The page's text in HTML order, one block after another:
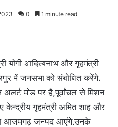
0 1 minute read
आदित्यनाथ और गृहमंत्री
में जनसभा को संबोधित करेंगे.
मोड पर है,पूर्वांचल से मिशन
गृहमंत्री अमित शाह और
आजमगढ़ जनपद आएंगे.उनके